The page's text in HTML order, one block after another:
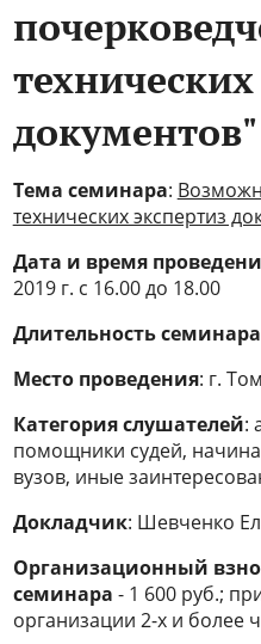
документов"
Тема семинара:
технических экспертиз
Дата и время
2019 г. с 16.00 до 18.00
Длительность семинара
Место проведения: г.
Категория слушателей:
помощники судей,
вузов, иные
Докладчик: Шевченко
Организационный
семинара - 1 600 руб.;
организации 2-х и более